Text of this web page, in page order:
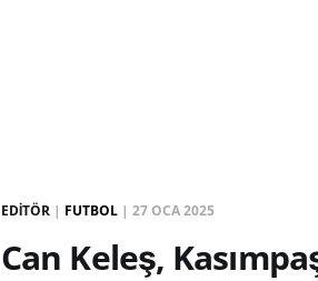
EDITÖR | FUTBOL | 27 OCA 2025
Can Keleş,